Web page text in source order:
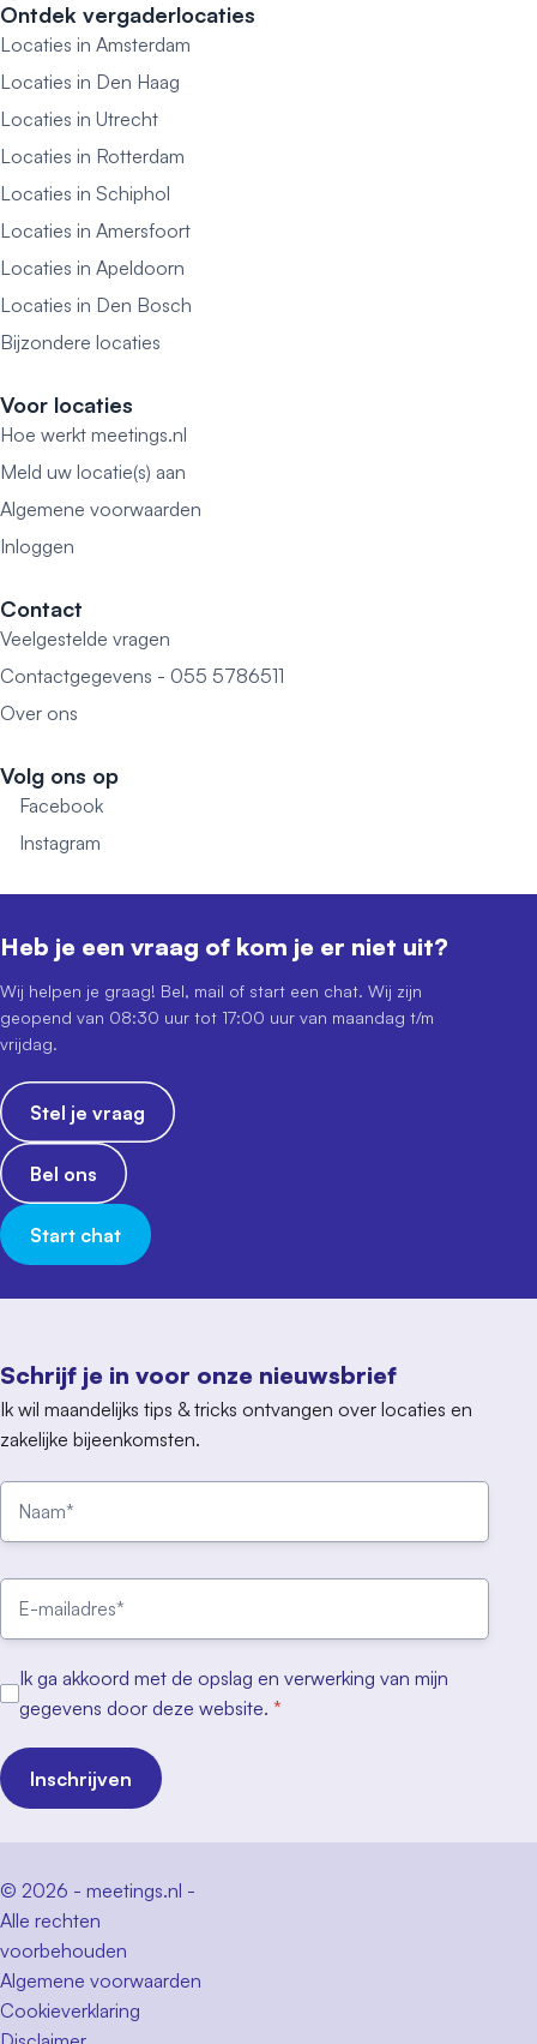
Ontdek vergaderlocaties
Locaties in Amsterdam
Locaties in Den Haag
Locaties in Utrecht
Locaties in Rotterdam
Locaties in Schiphol
Locaties in Amersfoort
Locaties in Apeldoorn
Locaties in Den Bosch
Bijzondere locaties
Voor locaties
Hoe werkt meetings.nl
Meld uw locatie(s) aan
Algemene voorwaarden
Inloggen
Contact
Veelgestelde vragen
Contactgegevens - 055 5786511
Over ons
Volg ons op
Facebook
Instagram
Schrijf je in voor onze nieuwsbrief
Ik wil maandelijks tips & tricks ontvangen over locaties en
zakelijke bijeenkomsten.
Ik ga akkoord met de opslag en verwerking van mijn
gegevens door deze website. *
Inschrijven
Heb je een vraag of kom je er niet uit?
Wij helpen je graag! Bel, mail of start een chat. Wij zijn
geopend van 08:30 uur tot 17:00 uur van maandag t/m
vrijdag.
Stel je vraag
Bel ons
Start chat
© 2026 - meetings.nl -
Alle rechten
voorbehouden
Algemene voorwaarden
Cookieverklaring